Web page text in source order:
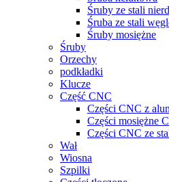
Śruby ze stali
Śruba ze stali
Śruby mosiężne
Śruby
Orzechy
podkładki
Klucze
Część CNC
Części CNC z
Części mosiężne
Części CNC ze
Wał
Wiosna
Szpilki